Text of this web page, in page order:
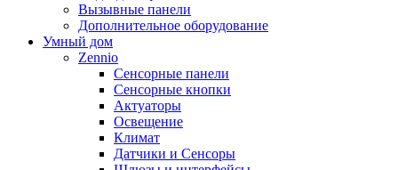
Вызывные панели
Дополнительное оборудование
Умный дом
Zennio
Сенсорные панели
Сенсорные кнопки
Актуаторы
Освещение
Климат
Датчики и Сенсоры